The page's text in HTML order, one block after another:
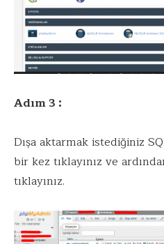
Adım 3 :
Dışa aktarmak istediğiniz
bir kez tıklayınız ve
tıklayınız.